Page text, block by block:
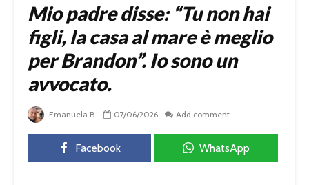
Mio padre disse: “Tu non hai
figli, la casa al mare è meglio
per Brandon”. Io sono un
avvocato.
Emanuela B. 07/06/2026 Add comment
Facebook WhatsApp